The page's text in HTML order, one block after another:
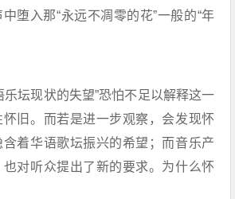
堕入那“永远不凋零的花”一般的“年
乐坛现状的失望”恐怕不足以解释这一
旧。而若是进一步观察，会发现怀
含着华语歌坛振兴的希望；而音乐产
对听众提出了新的要求。为什么怀